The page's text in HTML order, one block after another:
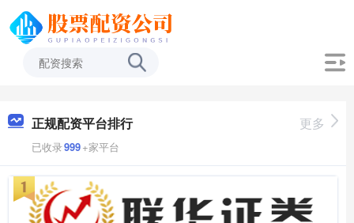
正规配资平台排行
已收录999+家平台
更多